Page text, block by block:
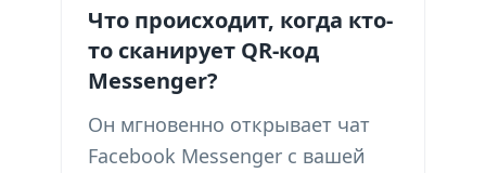
Что происходит, когда кто-
то сканирует QR-код
Messenger?
Он мгновенно открывает чат
Facebook Messenger с вашей